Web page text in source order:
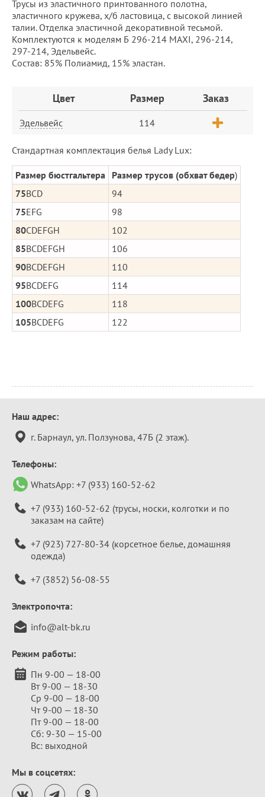
Трусы из эластичного принтованного полотна,
эластичного кружева, х/б ластовица, с высокой линией
талии. Отделка эластичной декоративной тесьмой.
Комплектуются к моделям Б 296-214 MAXI, 296-214,
297-214, Эдельвейс.
Cостав: 85% Полиамид, 15% эластан.
Цвет Размер Заказ
Эдельвейс 114
Стандартная комплектация белья Lady Lux:
Размер бюстгальтера Размер трусов (обхват бедер)
75BCD
94
75EFG
98
80CDEFGH
102
85BCDEFGH
106
90BCDEFGH
110
95BCDEFG
114
100BCDEFG
118
105BCDEFG 122
Контактная
информация
Наш адрес:
г. Барнаул, ул. Ползунова, 47Б (2 этаж).
Телефоны:
WhatsApp: +7 (933) 160-52-62
+7 (933) 160-52-62 (трусы, носки, колготки и по
заказам на сайте)
+7 (923) 727-80-34 (корсетное белье, домашняя
одежда)
+7 (3852) 56-08-55
Электропочта:
info@alt-bk.ru
Режим работы:
Пн 9-00 — 18-00
Вт 9-00 — 18-30
Ср 9-00 — 18-00
Чт 9-00 — 18-30
Пт 9-00 — 18-00
Сб: 9-30 — 15-00
Вс: выходной
Мы в соцсетях: